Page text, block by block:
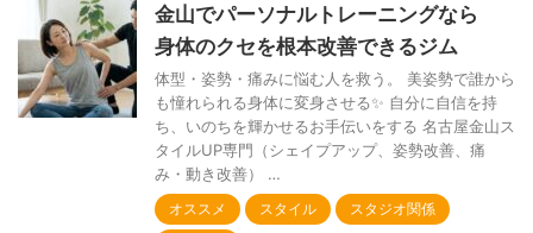
金山でパーソナルトレーニングなら
身体のクセを根本改善できるジム
体型・姿勢・痛みに悩む人を救う。 美姿勢で誰から
も憧れられる身体に変身させる✨ 自分に自信を持
ち、いのちを輝かせるお手伝いをする 名古屋金山ス
タイルUP専門（シェイプアップ、姿勢改善、痛
み・動き改善） …
オススメ スタイル
スタジオ関係